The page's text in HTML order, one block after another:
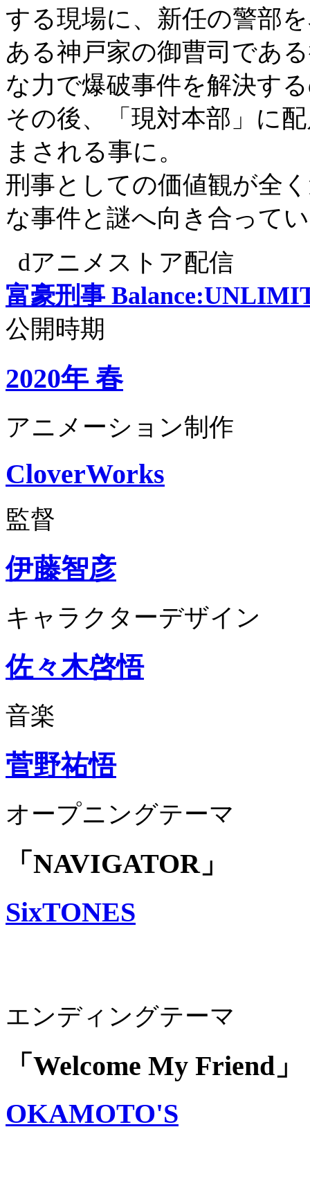
する現場に、新任の警部
ある神戸家の御曹司であ
な力で爆破事件を解決す
その後、「現対本部」に
まされる事に。
刑事としての価値観が全
な事件と謎へ向き合って
dアニメストア配信
富豪刑事
公開時期
2020年 春
アニメーション制作
CloverWorks
監督
伊藤智彦
キャラクターデザイン
佐々木啓悟
音楽
菅野祐悟
オープニングテーマ
「NAVIGATOR」
SixTONES
エンディングテーマ
「Welcome My Friend」
OKAMOTO'S